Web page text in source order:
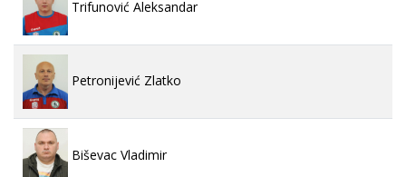
Trifunović Aleksandar
Petronijević Zlatko
Biševac Vladimir